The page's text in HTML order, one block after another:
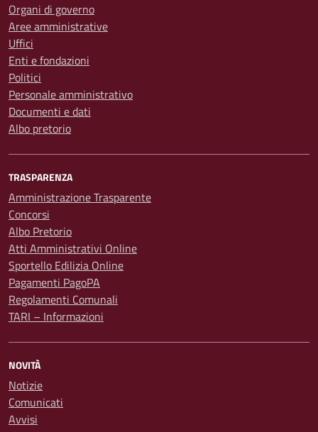
Organi di governo
Aree amministrative
Uffici
Enti e fondazioni
Politici
Personale amministrativo
Documenti e dati
Albo pretorio
TRASPARENZA
Amministrazione Trasparente
Concorsi
Albo Pretorio
Atti Amministrativi Online
Sportello Edilizia Online
Pagamenti PagoPA
Regolamenti Comunali
TARI – Informazioni
NOVITÀ
Notizie
Comunicati
Avvisi